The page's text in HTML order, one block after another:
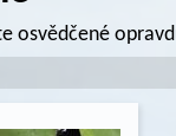
osvědčené